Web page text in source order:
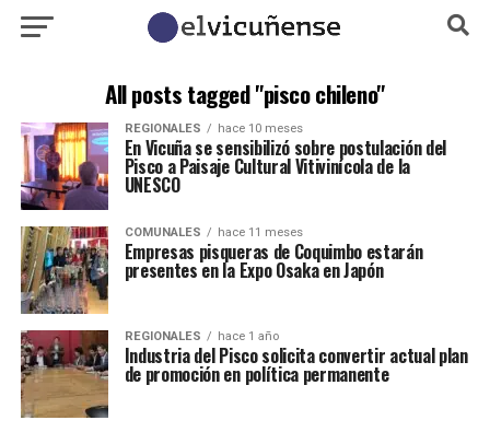
All posts tagged "pisco chileno"
REGIONALES hace 10 meses
En Vicuña se sensibilizó sobre postulación del
Pisco a Paisaje Cultural Vitivinícola de la
UNESCO
COMUNALES hace 11 meses
Empresas pisqueras de Coquimbo estarán
presentes en la Expo Osaka en Japón
REGIONALES hace 1 año
Industria del Pisco solicita convertir actual plan
de promoción en política permanente